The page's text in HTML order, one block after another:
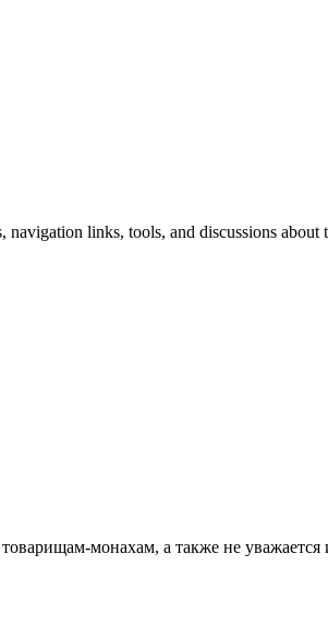
links, tools, and discussions about
монахам, а также не